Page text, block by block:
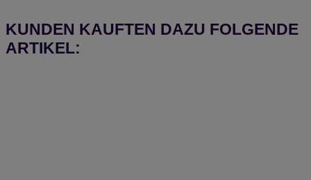
KUNDEN KAUFTEN DAZU FOLGENDE
ARTIKEL: